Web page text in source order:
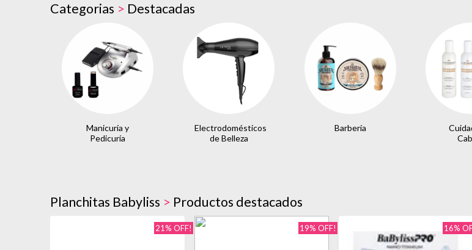
Categorias > Destacadas
Manicuría y
Pedicuría
Electrodomésticos
de Belleza
Barbería
Planchitas Babyliss > Productos destacados
21% OFF! 19% OFF! 16%